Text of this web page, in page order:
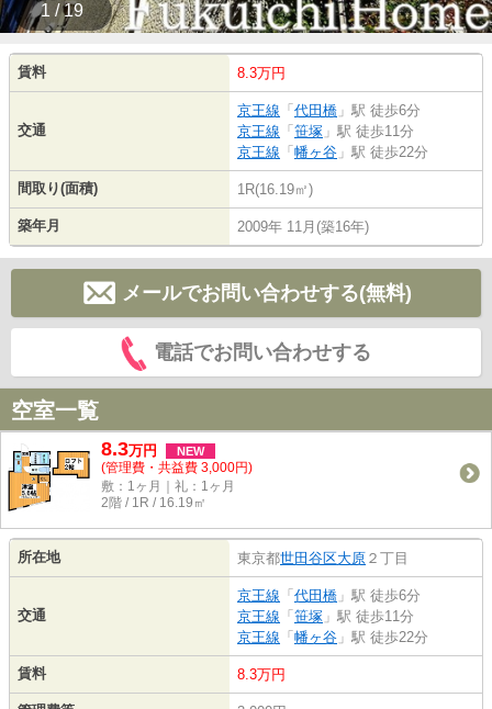
1 / 19
賃料 8.3万円
交通
京王線 「 代田橋 」駅 徒歩6分
京王線 「 笹塚 」駅 徒歩11分
京王線 「 幡ヶ谷 」駅 徒歩22分
間取り(面積) 1R(16.19㎡)
築年月 2009年 11月(築16年)
メールでお問い合わせする(無料)
電話でお問い合わせする
空室一覧
8.3万円 NEW
(管理費・共益費 3,000円)
敷：1ヶ月｜礼：1ヶ月
2階 / 1R / 16.19㎡
所在地 東京都世田谷区大原 ２丁目
交通
京王線 「 代田橋 」駅 徒歩6分
京王線 「 笹塚 」駅 徒歩11分
京王線 「 幡ヶ谷 」駅 徒歩22分
賃料 8.3万円